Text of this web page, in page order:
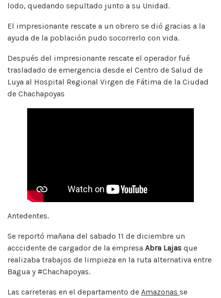
lodo, quedando sepultado junto a su Unidad.
El impresionante rescate a un obrero se dió gracias a la
ayuda de la población pudo socorrerlo con vida.
Después del impresionante rescate el operador fué
trasladado de emergencia desde el Centro de Salud de
Luya al Hospital Regional Virgen de Fátima de la Ciudad
de Chachapoyas
Antedentes.
Se reportó mañana del sabado 11 de diciembre un
acccidente de cargador de la empresa Abra Lajas que
realizaba trabajos de limpieza en la ruta alternativa entre
Bagua y #Chachapoyas.
Las carreteras en el departamento de Amazonas se